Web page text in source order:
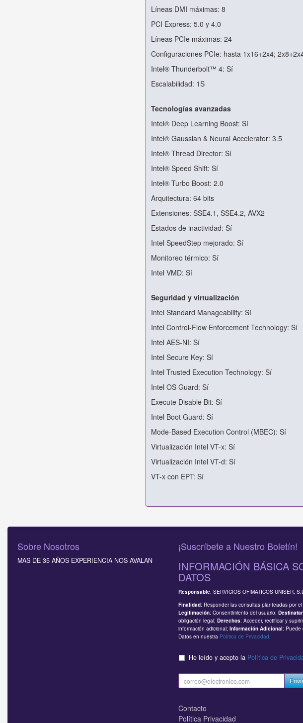
Líneas DMI máximas: 8
PCI Express: 5.0 y 4.0
Líneas PCIe máximas: 24
Configuraciones PCIe: hasta 1x16+2x4;
Intel® Thunderbolt™ 4: Sí
Escalabilidad: 1S
Tecnologías avanzadas
Intel® Deep Learning Boost: Sí
Intel® Gaussian & Neural Accelerator: 3.5
Intel® Thread Director: Sí
Intel® Speed Shift: Sí
Intel® Turbo Boost: 2.0
Arquitectura: 64 bits
Extensiones: SSE4.1, SSE4.2, AVX2
Estados de inactividad: Sí
Intel SpeedStep mejorado: Sí
Monitoreo térmico: Sí
Intel VMD: Sí
Seguridad y virtualización
Intel Standard Manageability: Sí
Intel Control-Flow Enforcement Technology: Sí
Intel AES-NI: Sí
Intel Secure Key: Sí
Intel Trusted Execution Technology: Sí
Intel OS Guard: Sí
Execute Disable Bit: Sí
Intel Boot Guard: Sí
Mode-Based Execution Control (MBEC): Sí
Virtualización Intel VT-x: Sí
Virtualización Intel VT-d: Sí
VT-x con EPT: Sí
Sobre Nosotros
MAS DE 35 AÑOS EXPERIENCIA NOS AVALAN
¡Suscríbete a Nuestro Boletín!
INFORMACIÓN BÁSICA
DATOS
Responsable: SERVICIOS OFIMATICOS UNISER,
Finalidad: Responder las consultas planteadas por
Legitimación: Consentimiento del usuario;
obligación legal; Derechos: Acceder, rectificar y
información adicional; Información Adicional: Puede
Datos en nuestra Política de Privacidad.
He leído y acepto la Política de
Contacto
Política Privacidad